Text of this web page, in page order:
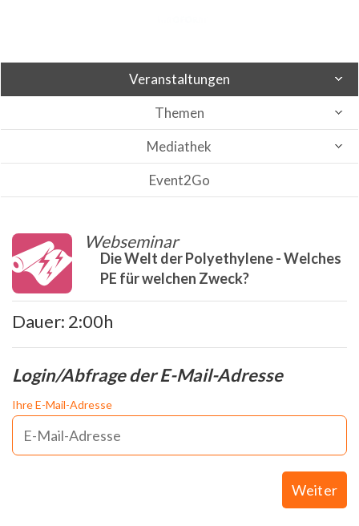
Veranstaltungen
Themen
Mediathek
Event2Go
Webseminar
Die Welt der Polyethylene - Welches
PE für welchen Zweck?
Dauer: 2:00h
Login/Abfrage der E-Mail-Adresse
Ihre E-Mail-Adresse
Weiter